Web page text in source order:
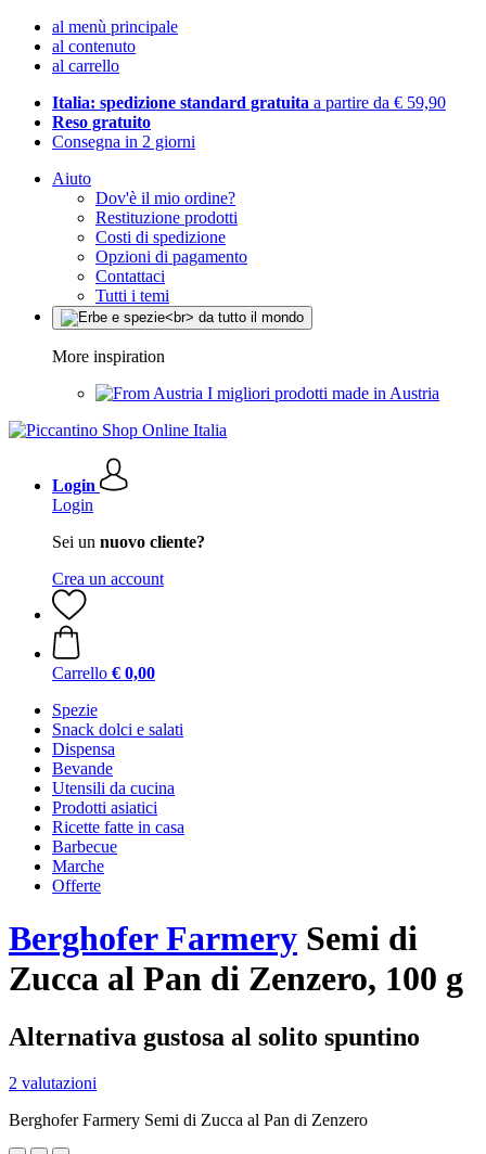
al menù principale
al contenuto
al carrello
Italia: spedizione standard gratuita a partire da € 59,90
Reso gratuito
Consegna in 2 giorni
Aiuto
Dov'è il mio ordine?
Restituzione prodotti
Costi di spedizione
Opzioni di pagamento
Contattaci
Tutti i temi
More inspiration
I migliori prodotti made in Austria
Login
Login
Sei un nuovo cliente?
Crea un account
Carrello € 0,00
Spezie
Snack dolci e salati
Dispensa
Bevande
Utensili da cucina
Prodotti asiatici
Ricette fatte in casa
Barbecue
Marche
Offerte
Berghofer Farmery Semi di
Zucca al Pan di Zenzero, 100 g
Alternativa gustosa al solito spuntino
2 valutazioni
Berghofer Farmery Semi di Zucca al Pan di Zenzero